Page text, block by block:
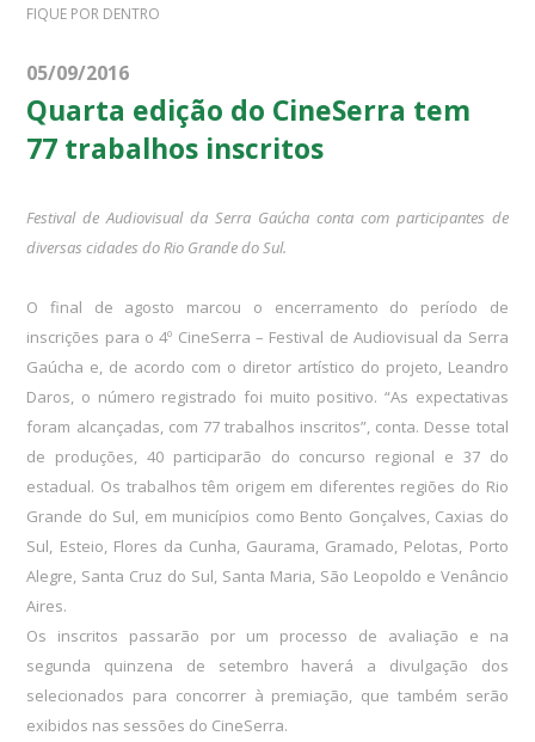
FIQUE POR DENTRO
05/09/2016
Quarta edição do CineSerra tem
77 trabalhos inscritos
Festival de Audiovisual da Serra Gaúcha conta com participantes de
diversas cidades do Rio Grande do Sul.
O final de agosto marcou o encerramento do período de
inscrições para o 4º CineSerra – Festival de Audiovisual da Serra
Gaúcha e, de acordo com o diretor artístico do projeto, Leandro
Daros, o número registrado foi muito positivo. “As expectativas
foram alcançadas, com 77 trabalhos inscritos”, conta. Desse total
de produções, 40 participarão do concurso regional e 37 do
estadual. Os trabalhos têm origem em diferentes regiões do Rio
Grande do Sul, em municípios como Bento Gonçalves, Caxias do
Sul, Esteio, Flores da Cunha, Gaurama, Gramado, Pelotas, Porto
Alegre, Santa Cruz do Sul, Santa Maria, São Leopoldo e Venâncio
Aires.
Os inscritos passarão por um processo de avaliação e na
segunda quinzena de setembro haverá a divulgação dos
selecionados para concorrer à premiação, que também serão
exibidos nas sessões do CineSerra.